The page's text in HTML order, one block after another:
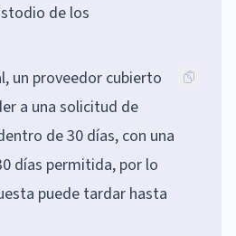
de los
un proveedor cubierto
a una solicitud de
de 30 días, con una
días permitida, por lo
puede tardar hasta